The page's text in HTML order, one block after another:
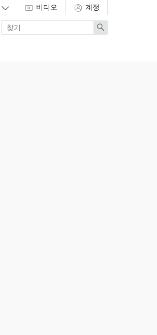
비디오 계정
Enter
search
term
Search